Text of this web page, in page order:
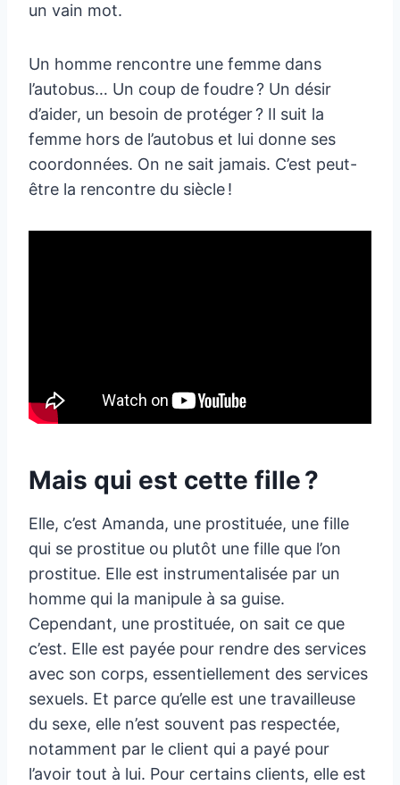
un vain mot.
Un homme rencontre une femme dans
l’autobus… Un coup de foudre ? Un désir
d’aider, un besoin de protéger ? Il suit la
femme hors de l’autobus et lui donne ses
coordonnées. On ne sait jamais. C’est peut-
être la rencontre du siècle !
Mais qui est cette fille ?
Elle, c’est Amanda, une prostituée, une fille
qui se prostitue ou plutôt une fille que l’on
prostitue. Elle est instrumentalisée par un
homme qui la manipule à sa guise.
Cependant, une prostituée, on sait ce que
c’est. Elle est payée pour rendre des services
avec son corps, essentiellement des services
sexuels. Et parce qu’elle est une travailleuse
du sexe, elle n’est souvent pas respectée,
notamment par le client qui a payé pour
l’avoir tout à lui. Pour certains clients, elle est